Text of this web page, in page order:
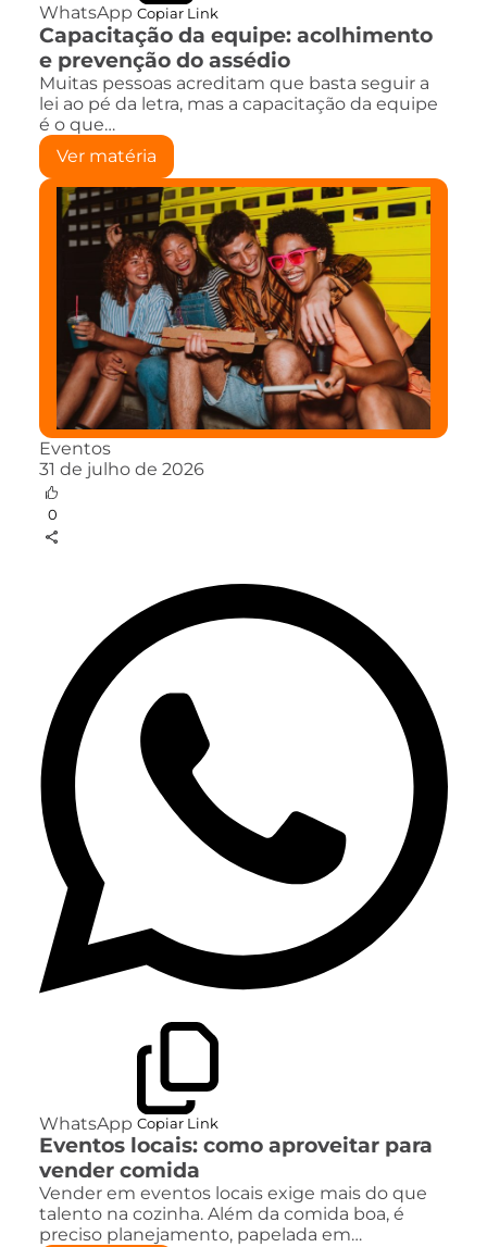
WhatsApp Copiar Link
Capacitação da equipe: acolhimento
e prevenção do assédio
Muitas pessoas acreditam que basta seguir a
lei ao pé da letra, mas a capacitação da equipe
é o que…
Ver matéria
Eventos
31 de julho de 2026
0
WhatsApp Copiar Link
Eventos locais: como aproveitar para
vender comida
Vender em eventos locais exige mais do que
talento na cozinha. Além da comida boa, é
preciso planejamento, papelada em…